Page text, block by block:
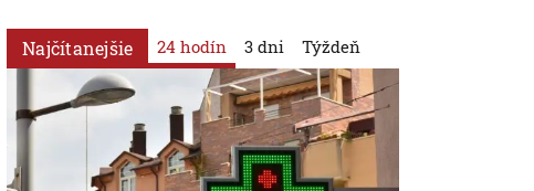
Najčítanejšie 24 hodín 3 dni Týždeň